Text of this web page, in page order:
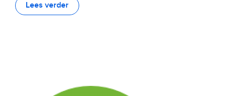
Lees verder